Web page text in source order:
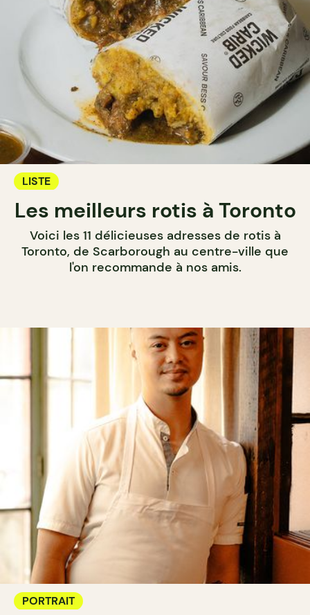
LISTE
Les meilleurs rotis à Toronto
Voici les 11 délicieuses adresses de rotis à
Toronto, de Scarborough au centre-ville que
l'on recommande à nos amis.
PORTRAIT